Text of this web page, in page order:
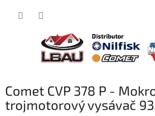
Comet CVP 378 P -
trojmotorový vysávač